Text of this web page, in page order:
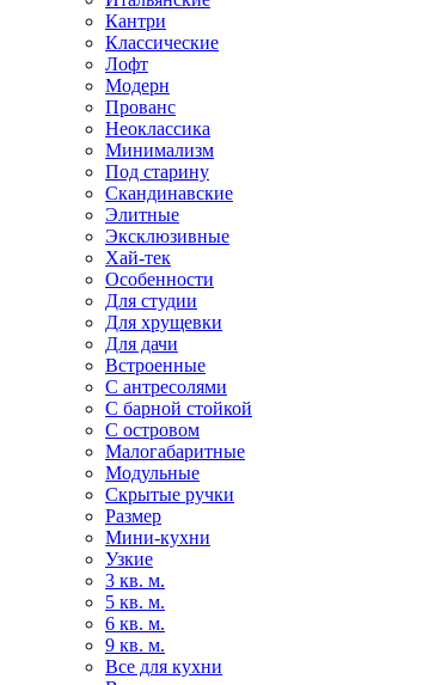
Кантри
Классические
Лофт
Модерн
Прованс
Неоклассика
Минимализм
Под старину
Скандинавские
Элитные
Эксклюзивные
Хай-тек
Особенности
Для студии
Для хрущевки
Для дачи
Встроенные
С антресолями
С барной стойкой
С островом
Малогабаритные
Модульные
Скрытые ручки
Размер
Мини-кухни
Узкие
3 кв. м.
5 кв. м.
6 кв. м.
9 кв. м.
Все для кухни